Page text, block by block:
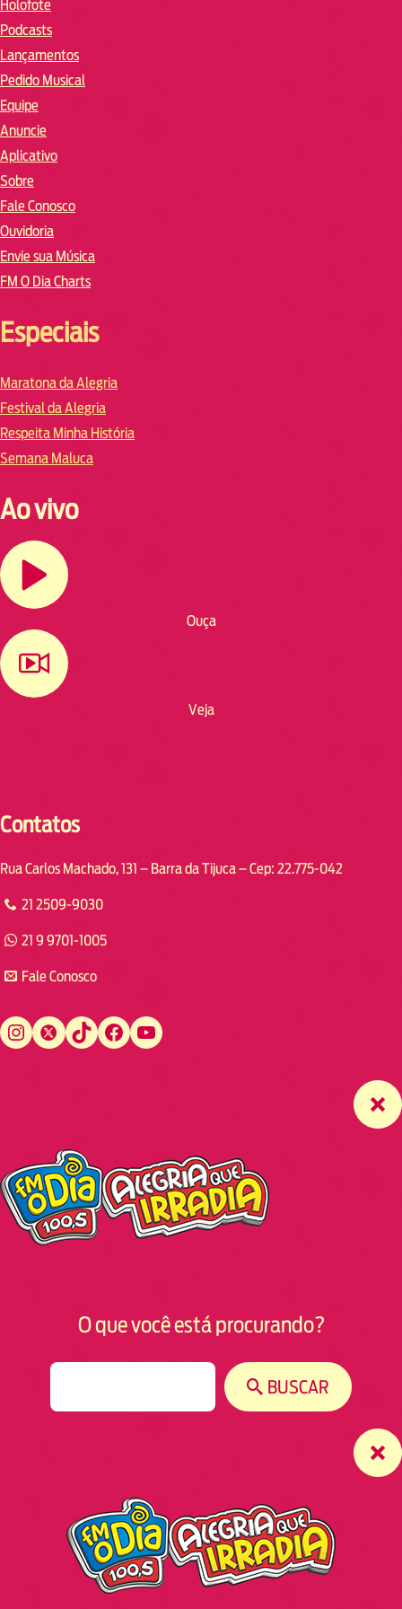
Holofote
Podcasts
Lançamentos
Pedido Musical
Equipe
Anuncie
Aplicativo
Sobre
Fale Conosco
Ouvidoria
Envie sua Música
FM O Dia Charts
Especiais
Maratona da Alegria
Festival da Alegria
Respeita Minha História
Semana Maluca
Ao vivo
Ouça
Veja
Contatos
Rua Carlos Machado, 131 – Barra da Tijuca – Cep: 22.775-042
21 2509-9030
21 9 9701-1005
Fale Conosco
Instagram Twitter TikTok Facebook YouTube
O que você está procurando?
BUSCAR